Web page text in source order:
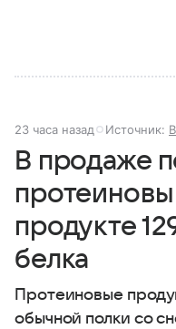
23 часа назад Источник:
В продаже
продукте
белка
Протеиновые
обычной полки со